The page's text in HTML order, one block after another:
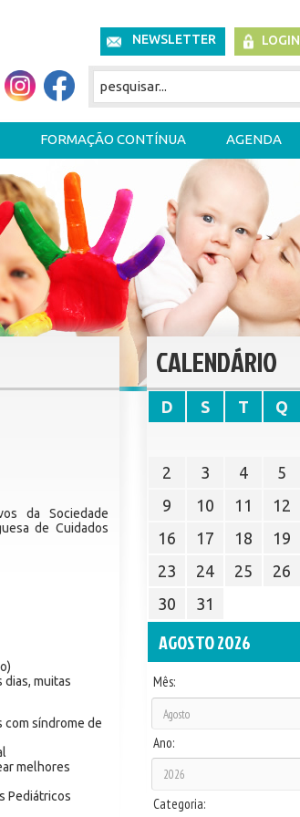
NEWSLETTER LOGIN
FORMAÇÃO CONTÍNUA AGENDA
da Sociedade
de Cuidados
dias, muitas
com síndrome de
melhores
Pediátricos
CALENDÁRIO
D S T Q
2
3 4 5
9
10 11 12
16
17 18 19
23
24 25 26
30
31
AGOSTO 2026
Mês:
Ano:
Categoria: